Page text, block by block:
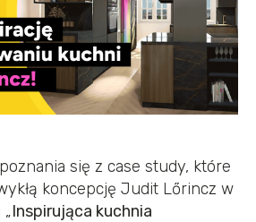
się z case study, które
koncepcję Judit Lőrincz w
Inspirująca kuchnia